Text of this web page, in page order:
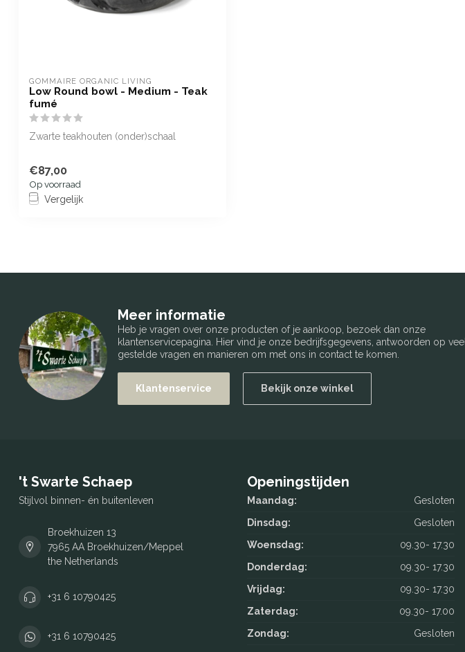
GOMMAIRE ORGANIC LIVING
Low Round bowl - Medium - Teak
fumé
Zwarte teakhouten (onder)schaal
€87,00
Op voorraad
Vergelijk
Meer informatie
Heb je vragen over onze producten of je aankoop, bezoek dan onze
klantenservicepagina. Hier vind je onze bedrijfsgegevens, antwoorden op veel
gestelde vragen en manieren om met ons in contact te komen.
Klantenservice Bekijk onze winkel
't Swarte Schaep
Stijlvol binnen- én buitenleven
Broekhuizen 13
7965 AA Broekhuizen/Meppel
the Netherlands
+31 6 10790425
+31 6 10790425
Openingstijden
Maandag:
Gesloten
Dinsdag:
Gesloten
Woensdag:
09.30- 17.30
Donderdag:
09.30- 17.30
Vrijdag:
09.30- 17.30
Zaterdag:
09.30- 17.00
Zondag:
Gesloten